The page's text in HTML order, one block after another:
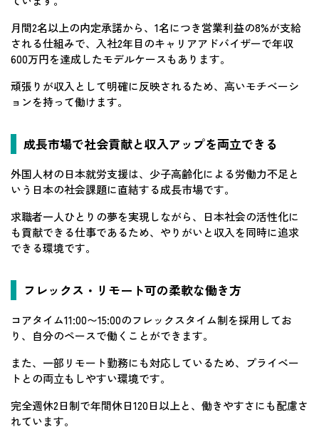
月間2名以上の内定承諾から、1名につき営業利益の8%が支給
される仕組みで、入社2年目のキャリアアドバイザーで年収
600万円を達成したモデルケースもあります。
頑張りが収入として明確に反映されるため、高いモチベーシ
ョンを持って働けます。
成長市場で社会貢献と収入アップを両立できる
外国人材の日本就労支援は、少子高齢化による労働力不足と
いう日本の社会課題に直結する成長市場です。
求職者一人ひとりの夢を実現しながら、日本社会の活性化に
も貢献できる仕事であるため、やりがいと収入を同時に追求
できる環境です。
フレックス・リモート可の柔軟な働き方
コアタイム11:00〜15:00のフレックスタイム制を採用してお
り、自分のペースで働くことができます。
また、一部リモート勤務にも対応しているため、プライベー
トとの両立もしやすい環境です。
完全週休2日制で年間休日120日以上と、働きやすさにも配慮さ
れています。